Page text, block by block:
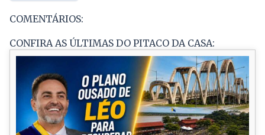
COMENTÁRIOS:
CONFIRA AS ÚLTIMAS DO PITACO DA CASA: